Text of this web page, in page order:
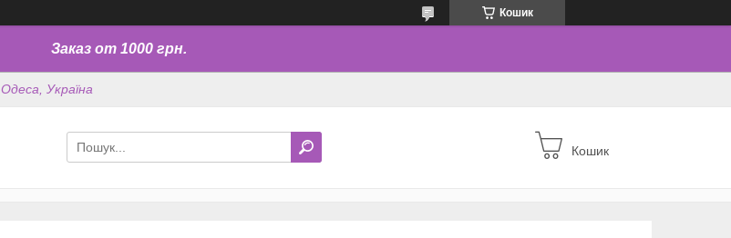
Кошик
Заказ от 1000 грн.
Одеса, Україна
Кошик